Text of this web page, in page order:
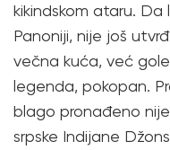
kikindskom ataru.
Panoniji, nije još
večna kuća, već
legenda, pokopan.
blago pronađeno
srpske Indijane